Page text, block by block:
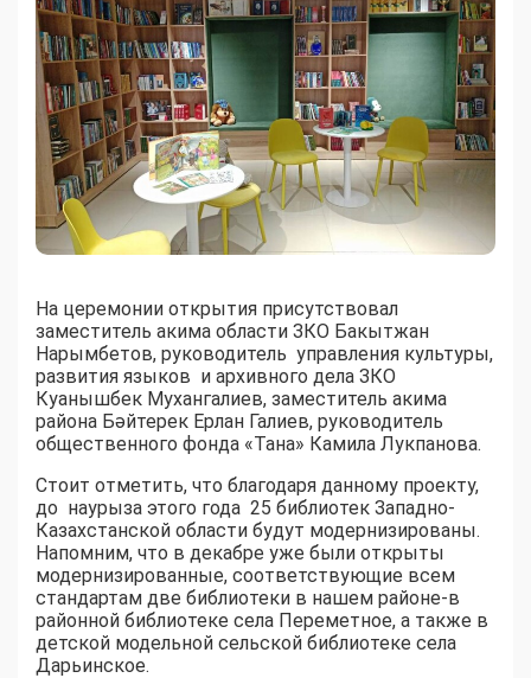
На церемонии открытия присутствовал
заместитель акима области ЗКО Бакытжан
Нарымбетов, руководитель управления культуры,
развития языков и архивного дела ЗКО
Куанышбек Мухангалиев, заместитель акима
района Бәйтерек Ерлан Галиев, руководитель
общественного фонда «Тана» Камила Лукпанова.
Стоит отметить, что благодаря данному проекту,
до наурыза этого года 25 библиотек Западно-
Казахстанской области будут модернизированы.
Напомним, что в декабре уже были открыты
модернизированные, соответствующие всем
стандартам две библиотеки в нашем районе-в
районной библиотеке села Переметное, а также в
детской модельной сельской библиотеке села
Дарьинское.